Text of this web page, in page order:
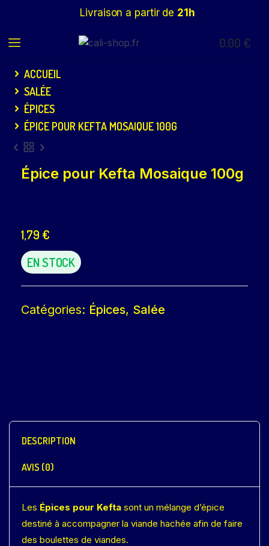
Livraison a partir de 21h
0,00 €
ACCUEIL
SALÉE
ÉPICES
ÉPICE POUR KEFTA MOSAIQUE 100G
Épice pour Kefta Mosaique 100g
1,79 €
EN STOCK
Catégories: Épices, Salée
DESCRIPTION
AVIS (0)
Les Épices pour Kefta sont un mélange d’épice
destiné à accompagner la viande hachée afin de faire
des boulettes de viandes.